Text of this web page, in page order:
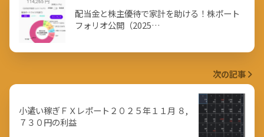
配当金と株主優待で家計を助ける！株ポート
フォリオ公開（2025…
次の記事
小遣い稼ぎＦＸレポート２０２５年１１月 ８,
７３０円の利益